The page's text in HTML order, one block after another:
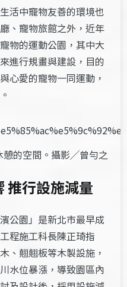
活中寵物友善的環境也
、寵物旅館之外，近年
物的運動公園，其中大
進行規畫與建設，目的
心愛的寵物一同運動，
憩的空間。攝影╱曾勻之
推行設施減量
公園」是新北市最早成
程施工科長陳正琦指
、翹翹板等木製設施，
水位暴漲，導致園區內